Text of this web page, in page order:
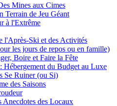
Mines aux Cimes
Terrain de Jeu Géant
à l'Extrême
Ski et des Activités
les jours de repos ou en famille)
Boire et Faire la Fête
Hébergement du Budget au Luxe
Se Ruiner (ou Si)
des Saisons
Anecdotes des Locaux